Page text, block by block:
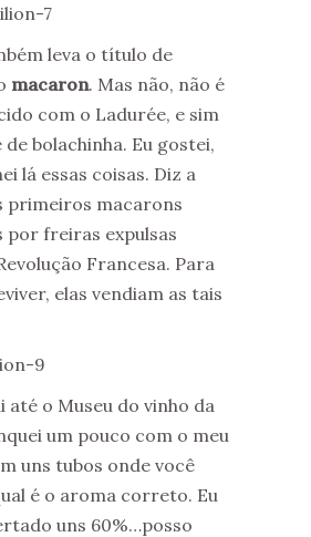
leva o título de
macaron. Mas não, não é
com o Ladurée, e sim
de bolachinha. Eu gostei,
lá essas coisas. Diz a
primeiros macarons
freiras expulsas
Francesa. Para
elas vendiam as tais
até o Museu do vinho da
um pouco com o meu
uns tubos onde você
é o aroma correto. Eu
uns 60%…posso